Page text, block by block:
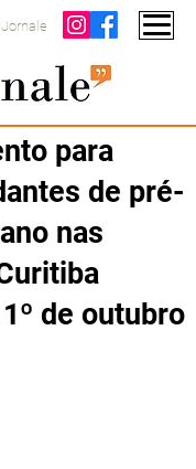
para
de pré-
nas
de outubro